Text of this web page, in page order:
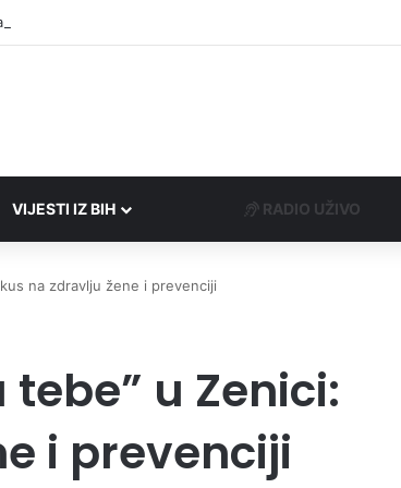
FBiH na području ZDK izvršili 24 inspekcijska nadzora
VIJESTI IZ BIH RADIO UŽIVO
na zdravlju žene i prevenciji
u Zenici:
i prevenciji